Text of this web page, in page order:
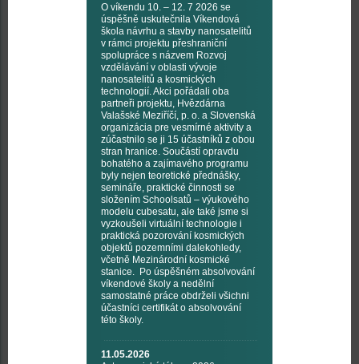
O víkendu 10. – 12. 7 2026 se
úspěšně uskutečnila Víkendová
škola návrhu a stavby nanosatelitů
v rámci projektu přeshraniční
spolupráce s názvem Rozvoj
vzdělávání v oblasti vývoje
nanosatelitů a kosmických
technologií. Akci pořádali oba
partneři projektu, Hvězdárna
Valašské Meziříčí, p. o. a Slovenská
organizácia pre vesmírné aktivity a
zúčastnilo se ji 15 účastníků z obou
stran hranice. Součástí opravdu
bohatého a zajímavého programu
byly nejen teoretické přednášky,
semináře, praktické činnosti se
složením Schoolsatů – výukového
modelu cubesatu, ale také jsme si
vyzkoušeli virtuální technologie i
praktická pozorování kosmických
objektů pozemními dalekohledy,
včetně Mezinárodní kosmické
stanice. Po úspěšném absolvování
víkendové školy a nedělní
samostatné práce obdrželi všichni
účastníci certifikát o absolvování
této školy.
11.05.2026